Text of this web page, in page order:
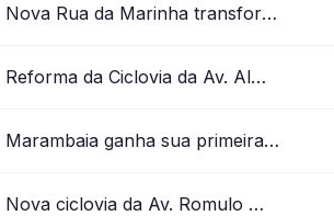
Nova Rua da Marinha transforma mobilidade de ciclistas na Marambaia
Reforma da Ciclovia da Av. Almirante Barroso no perímetro entre Tv. Perebebuí e Lomas Valentinas
Marambaia ganha sua primeira ciclofaixa após inauguração parcial da Rua da Marinha
Nova ciclovia da Av. Romulo Maiorana